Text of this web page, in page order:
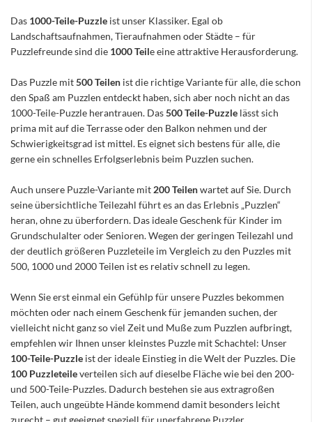
Das 1000-Teile-Puzzle ist unser Klassiker. Egal ob
Landschaftsaufnahmen, Tieraufnahmen oder Städte – für
Puzzlefreunde sind die 1000 Teile eine attraktive Herausforderung.
Das Puzzle mit500 Teilen ist die richtige Variante für alle, die schon
den Spaß am Puzzlen entdeckt haben, sich aber noch nicht an das
1000-Teile-Puzzle herantrauen. Das500 Teile-Puzzle lässt sich
prima mit auf die Terrasse oder den Balkon nehmen und der
Schwierigkeitsgrad ist mittel. Es eignet sich bestens für alle, die
gerne ein schnelles Erfolgserlebnis beim Puzzlen suchen.
Auch unsere Puzzle-Variante mit 200 Teilenwartet auf Sie. Durch
seine übersichtliche Teilezahl führt es an das Erlebnis „Puzzlen“
heran, ohne zu überfordern. Das ideale Geschenk für Kinder im
Grundschulalter oder Senioren. Wegen der geringen Teilezahl und
der deutlich größeren Puzzleteile im Vergleich zu den Puzzles mit
500, 1000 und 2000 Teilen ist es relativ schnell zu legen.
Wenn Sie erst einmal ein Gefühlp für unsere Puzzles bekommen
möchten oder nach einem Geschenk für jemanden suchen, der
vielleicht nicht ganz so viel Zeit und Muße zum Puzzlen aufbringt,
empfehlen wir Ihnen unser kleinstes Puzzle mit Schachtel: Unser
100-Teile-Puzzle ist der ideale Einstieg in die Welt der Puzzles. Die
100 Puzzleteileverteilen sich auf dieselbe Fläche wie bei den 200-
und 500-Teile-Puzzles. Dadurch bestehen sie aus extragroßen
Teilen, auch ungeübte Hände kommend damit besonders leicht
zurecht – gut geeignet speziell für unerfahrene Puzzler.